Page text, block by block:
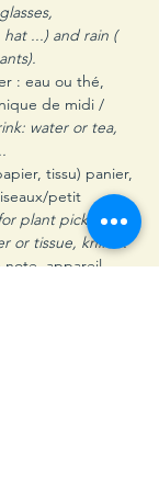
hat ...) and rain (
: eau ou thé,
de midi /
water or tea,
tissu) panier,
petit
plant picking:
or tissue, knife...
note, appareil